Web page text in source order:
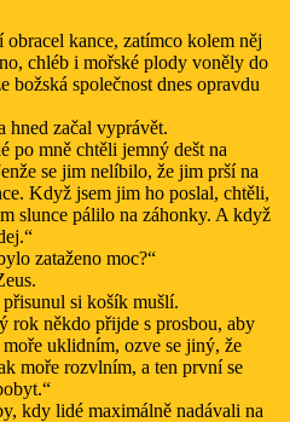
kance, zatímco kolem něj
chléb i mořské plody voněly do
božská společnost dnes opravdu
hned začal vyprávět.
po mně chtěli jemný dešt na
se jim nelíbilo, že jim prší na
Když jsem jim ho poslal, chtěli,
slunce pálilo na záhonky. A když
zataženo moc?“
si košík mušlí.
rok někdo přijde s prosbou, aby
uklidním, ozve se jiný, že
moře rozvlním, a ten první se
kdy lidé maximálně nadávali na